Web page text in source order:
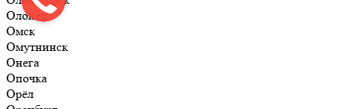
Олонец
Омск
Омутнинск
Онега
Опочка
Орёл